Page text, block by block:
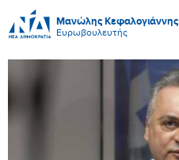
Μανώλης Κεφαλογιάννης
Ευρωβουλευτής